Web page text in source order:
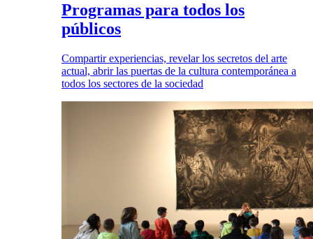
Programas para todos los
públicos
Compartir experiencias, revelar los secretos del arte
actual, abrir las puertas de la cultura contemporánea a
todos los sectores de la sociedad